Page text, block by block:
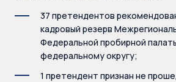
37 претендентов
кадровый резерв
Федеральной пробирной
федеральному округу;
1 претендент признан не